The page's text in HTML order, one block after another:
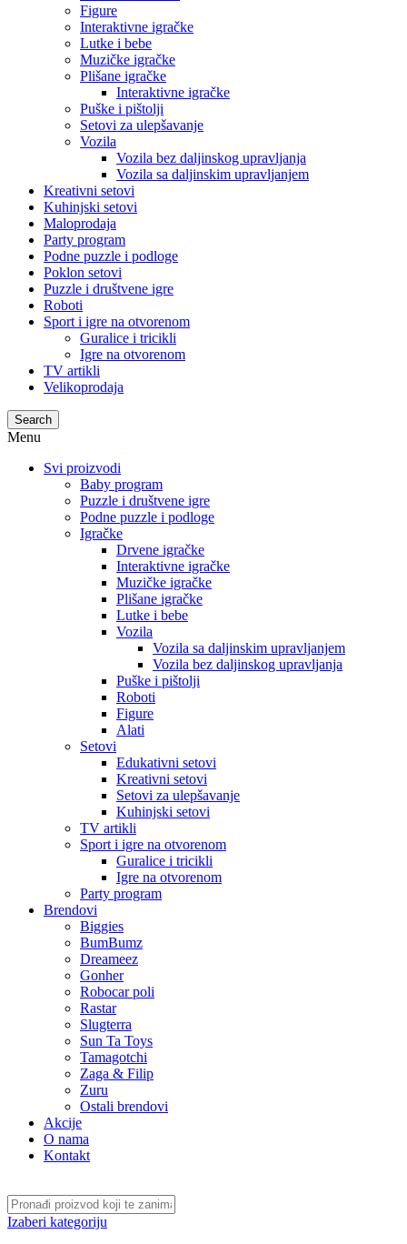
Figure
Interaktivne igračke
Lutke i bebe
Muzičke igračke
Plišane igračke
Interaktivne igračke
Puške i pištolji
Setovi za ulepšavanje
Vozila
Vozila bez daljinskog upravljanja
Vozila sa daljinskim upravljanjem
Kreativni setovi
Kuhinjski setovi
Maloprodaja
Party program
Podne puzzle i podloge
Poklon setovi
Puzzle i društvene igre
Roboti
Sport i igre na otvorenom
Guralice i tricikli
Igre na otvorenom
TV artikli
Velikoprodaja
Search
Menu
Svi proizvodi
Baby program
Puzzle i društvene igre
Podne puzzle i podloge
Igračke
Drvene igračke
Interaktivne igračke
Muzičke igračke
Plišane igračke
Lutke i bebe
Vozila
Vozila sa daljinskim upravljanjem
Vozila bez daljinskog upravljanja
Puške i pištolji
Roboti
Figure
Alati
Setovi
Edukativni setovi
Kreativni setovi
Setovi za ulepšavanje
Kuhinjski setovi
TV artikli
Sport i igre na otvorenom
Guralice i tricikli
Igre na otvorenom
Party program
Brendovi
Biggies
BumBumz
Dreameez
Gonher
Robocar poli
Rastar
Slugterra
Sun Ta Toys
Tamagotchi
Zaga & Filip
Zuru
Ostali brendovi
Akcije
O nama
Kontakt
Izaberi kategoriju